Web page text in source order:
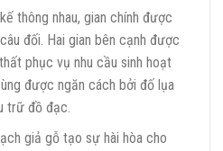
thông nhau, gian chính được
đối. Hai gian bên cạnh được
phục vụ nhu cầu sinh hoạt
được ngăn cách bởi đố lụa
trữ đồ đạc.
giả gỗ tạo sự hài hòa cho